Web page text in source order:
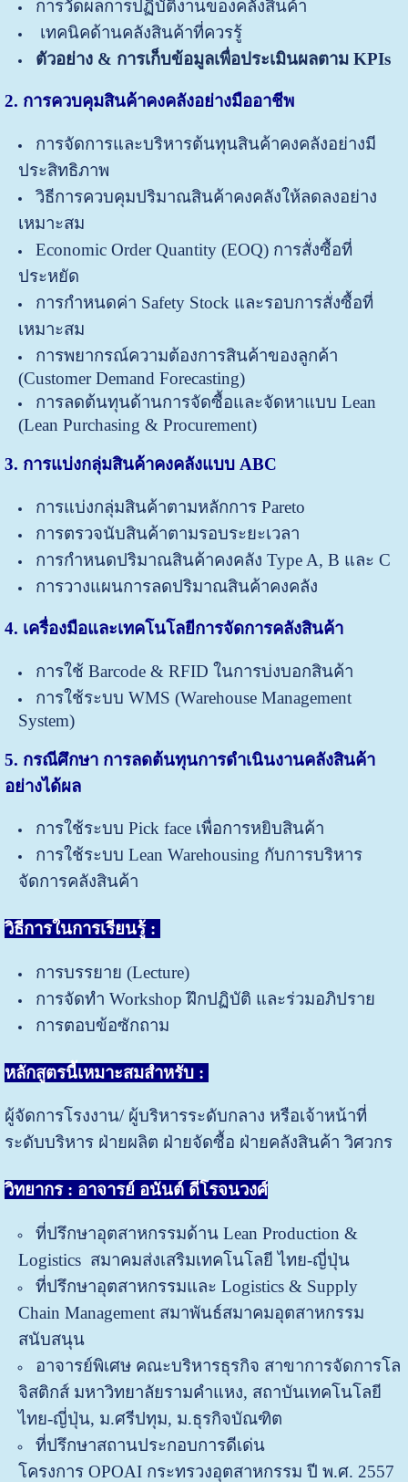
การวัดผลการปฏิบัติงานของคลังสินค้า
เทคนิคด้านคลังสินค้าที่ควรรู้
ตัวอย่าง & การเก็บข้อมูลเพื่อประเมินผลตาม KPIs
2. การควบคุมสินค้าคงคลังอย่างมืออาชีพ
การจัดการและบริหารต้นทุนสินค้าคงคลังอย่างมี
ประสิทธิภาพ
วิธีการควบคุมปริมาณสินค้าคงคลังให้ลดลงอย่าง
เหมาะสม
Economic Order Quantity (EOQ) การสั่งซื้อที่
ประหยัด
การกำหนดค่า Safety Stock และรอบการสั่งซื้อที่
เหมาะสม
การพยากรณ์ความต้องการสินค้าของลูกค้า
(Customer Demand Forecasting)
การลดต้นทุนด้านการจัดซื้อและจัดหาแบบ Lean
(Lean Purchasing & Procurement)
3. การแบ่งกลุ่มสินค้าคงคลังแบบ ABC
การแบ่งกลุ่มสินค้าตามหลักการ Pareto
การตรวจนับสินค้าตามรอบระยะเวลา
การกำหนดปริมาณสินค้าคงคลัง Type A, B และ C
การวางแผนการลดปริมาณสินค้าคงคลัง
4. เครื่องมือและเทคโนโลยีการจัดการคลังสินค้า
การใช้ Barcode & RFID ในการบ่งบอกสินค้า
การใช้ระบบ WMS (Warehouse Management
System)
5. กรณีศึกษา การลดต้นทุนการดำเนินงานคลังสินค้า
อย่างได้ผล
การใช้ระบบ Pick face เพื่อการหยิบสินค้า
การใช้ระบบ Lean Warehousing กับการบริหาร
จัดการคลังสินค้า
วิธีการในการเรียนรู้ :
การบรรยาย (Lecture)
การจัดทำ Workshop ฝึกปฏิบัติ และร่วมอภิปราย
การตอบข้อซักถาม
หลักสูตรนี้เหมาะสมสำหรับ :
ผู้จัดการโรงงาน/ ผู้บริหารระดับกลาง หรือเจ้าหน้าที่
ระดับบริหาร ฝ่ายผลิต ฝ่ายจัดซื้อ ฝ่ายคลังสินค้า วิศวกร
วิทยากร : อาจารย์ อนันต์ ดีโรจนวงศ์
ที่ปรึกษาอุตสาหกรรมด้าน Lean Production &
Logistics สมาคมส่งเสริมเทคโนโลยี ไทย-ญี่ปุ่น
ที่ปรึกษาอุตสาหกรรมและ Logistics & Supply
Chain Management สมาพันธ์สมาคมอุตสาหกรรม
สนับสนุน
อาจารย์พิเศษ คณะบริหารธุรกิจ สาขาการจัดการโล
จิสติกส์ มหาวิทยาลัยรามคำแหง, สถาบันเทคโนโลยี
ไทย-ญี่ปุ่น, ม.ศรีปทุม, ม.ธุรกิจบัณฑิต
ที่ปรึกษาสถานประกอบการดีเด่น
โครงการ OPOAI กระทรวงอุตสาหกรรม ปี พ.ศ. 2557